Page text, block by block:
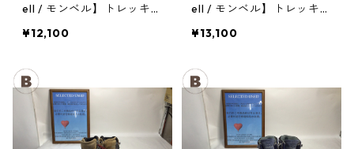
ell / モンベル】トレッキン
ルーザー レディースRDV
¥12,100
ell / モンベル】トレッキン
ティトンブーツ メンズ TN
¥13,100